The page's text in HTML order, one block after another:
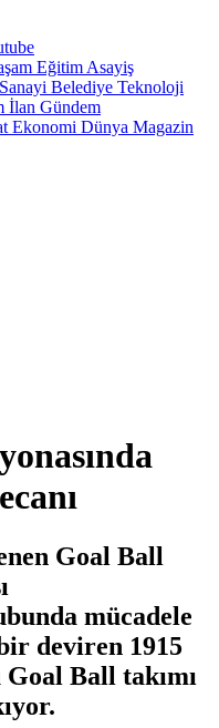
Eğitim Asayiş
Belediye Teknoloji
İlan Gündem
Ekonomi Dünya Magazin
Goal Ball
mücadele
deviren 1915
Ball takımı